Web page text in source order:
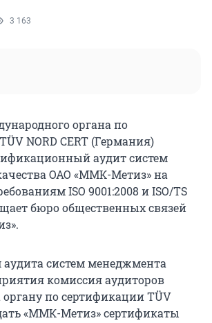
3 163
органа по
NORD CERT (Германия)
аудит систем
ОАО «ММК-Метиз» на
ISO 9001:2008 и ISO/TS
бюро общественных связей
аудита систем менеджмента
комиссия аудиторов
по сертификации TÜV
«ММК-Метиз» сертификаты